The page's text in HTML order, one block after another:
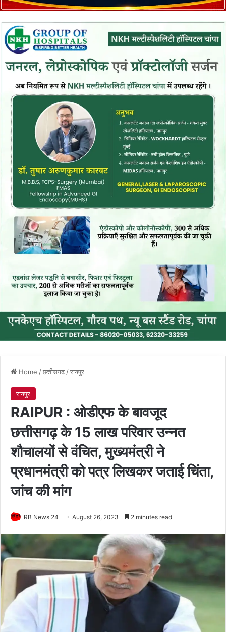
Home /छत्तीसगढ़/रायपुर
रायपुर
RAIPUR : ओडीएफ के बावजूद
छत्तीसगढ़ के 15 लाख परिवार उन्नत
शौचालयों से वंचित, मुख्यमंत्री ने
प्रधानमंत्री को पत्र लिखकर जताई चिंता,
जांच की मांग
RB News 24 August 26, 2023 2 minutes read